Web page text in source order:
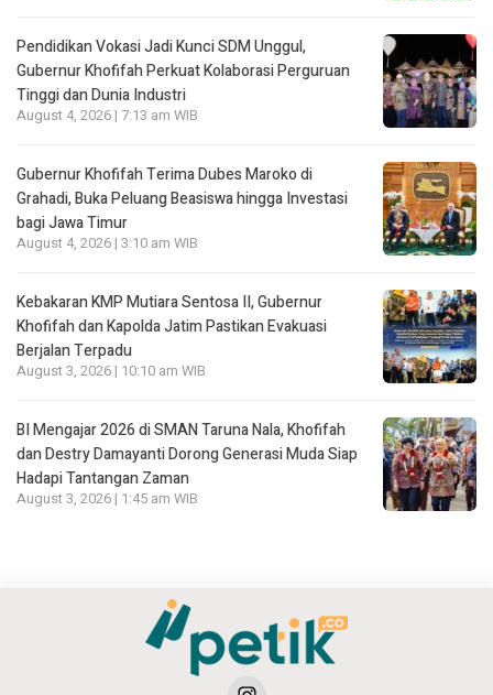
Pendidikan Vokasi Jadi Kunci SDM Unggul,
Gubernur Khofifah Perkuat Kolaborasi Perguruan
Tinggi dan Dunia Industri
August 4, 2026 | 7:13 am WIB
Gubernur Khofifah Terima Dubes Maroko di
Grahadi, Buka Peluang Beasiswa hingga Investasi
bagi Jawa Timur
August 4, 2026 | 3:10 am WIB
Kebakaran KMP Mutiara Sentosa II, Gubernur
Khofifah dan Kapolda Jatim Pastikan Evakuasi
Berjalan Terpadu
August 3, 2026 | 10:10 am WIB
BI Mengajar 2026 di SMAN Taruna Nala, Khofifah
dan Destry Damayanti Dorong Generasi Muda Siap
Hadapi Tantangan Zaman
August 3, 2026 | 1:45 am WIB